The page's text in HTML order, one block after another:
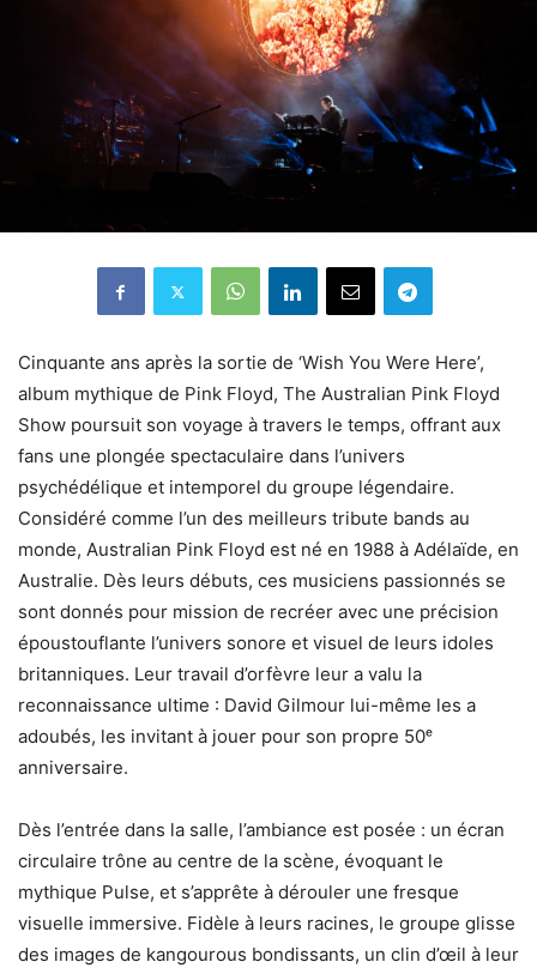
Cinquante ans après la sortie de ‘Wish You Were Here’,
album mythique de Pink Floyd, The Australian Pink Floyd
Show poursuit son voyage à travers le temps, offrant aux
fans une plongée spectaculaire dans l’univers
psychédélique et intemporel du groupe légendaire.
Considéré comme l’un des meilleurs tribute bands au
monde, Australian Pink Floyd est né en 1988 à Adélaïde, en
Australie. Dès leurs débuts, ces musiciens passionnés se
sont donnés pour mission de recréer avec une précision
époustouflante l’univers sonore et visuel de leurs idoles
britanniques. Leur travail d’orfèvre leur a valu la
reconnaissance ultime : David Gilmour lui-même les a
adoubés, les invitant à jouer pour son propre 50ᵉ
anniversaire.
Dès l’entrée dans la salle, l’ambiance est posée : un écran
circulaire trône au centre de la scène, évoquant le
mythique Pulse, et s’apprête à dérouler une fresque
visuelle immersive. Fidèle à leurs racines, le groupe glisse
des images de kangourous bondissants, un clin d’œil à leur